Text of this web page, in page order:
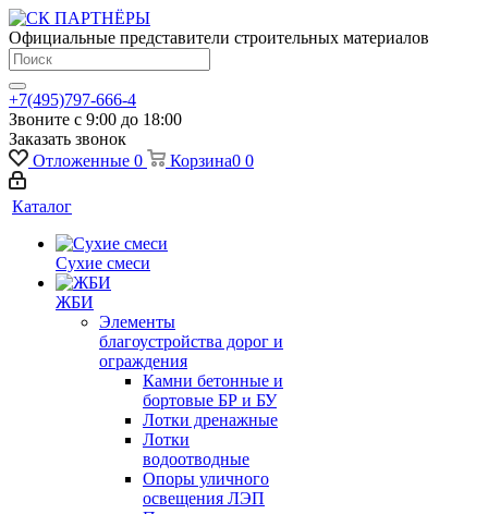
Официальные представители строительных материалов
+7(495)797-666-4
Звоните с 9:00 до 18:00
Заказать звонок
Отложенные 0 Корзина0 0
Каталог
Сухие смеси
ЖБИ
Элементы
благоустройства дорог и
ограждения
Камни бетонные и
бортовые БР и БУ
Лотки дренажные
Лотки
водоотводные
Опоры уличного
освещения ЛЭП